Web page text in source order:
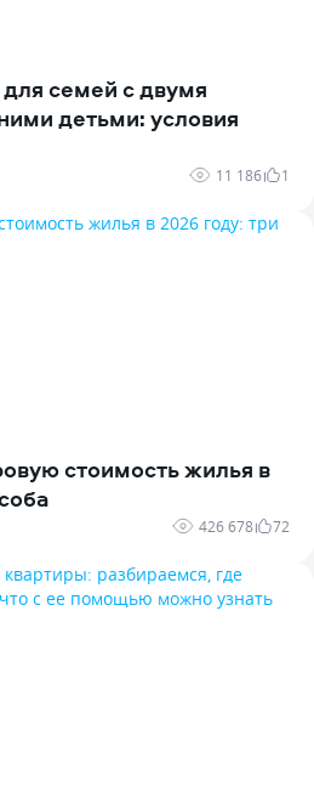
семей с двумя
детьми: условия
11 186 1
стоимость жилья в
426 678 72